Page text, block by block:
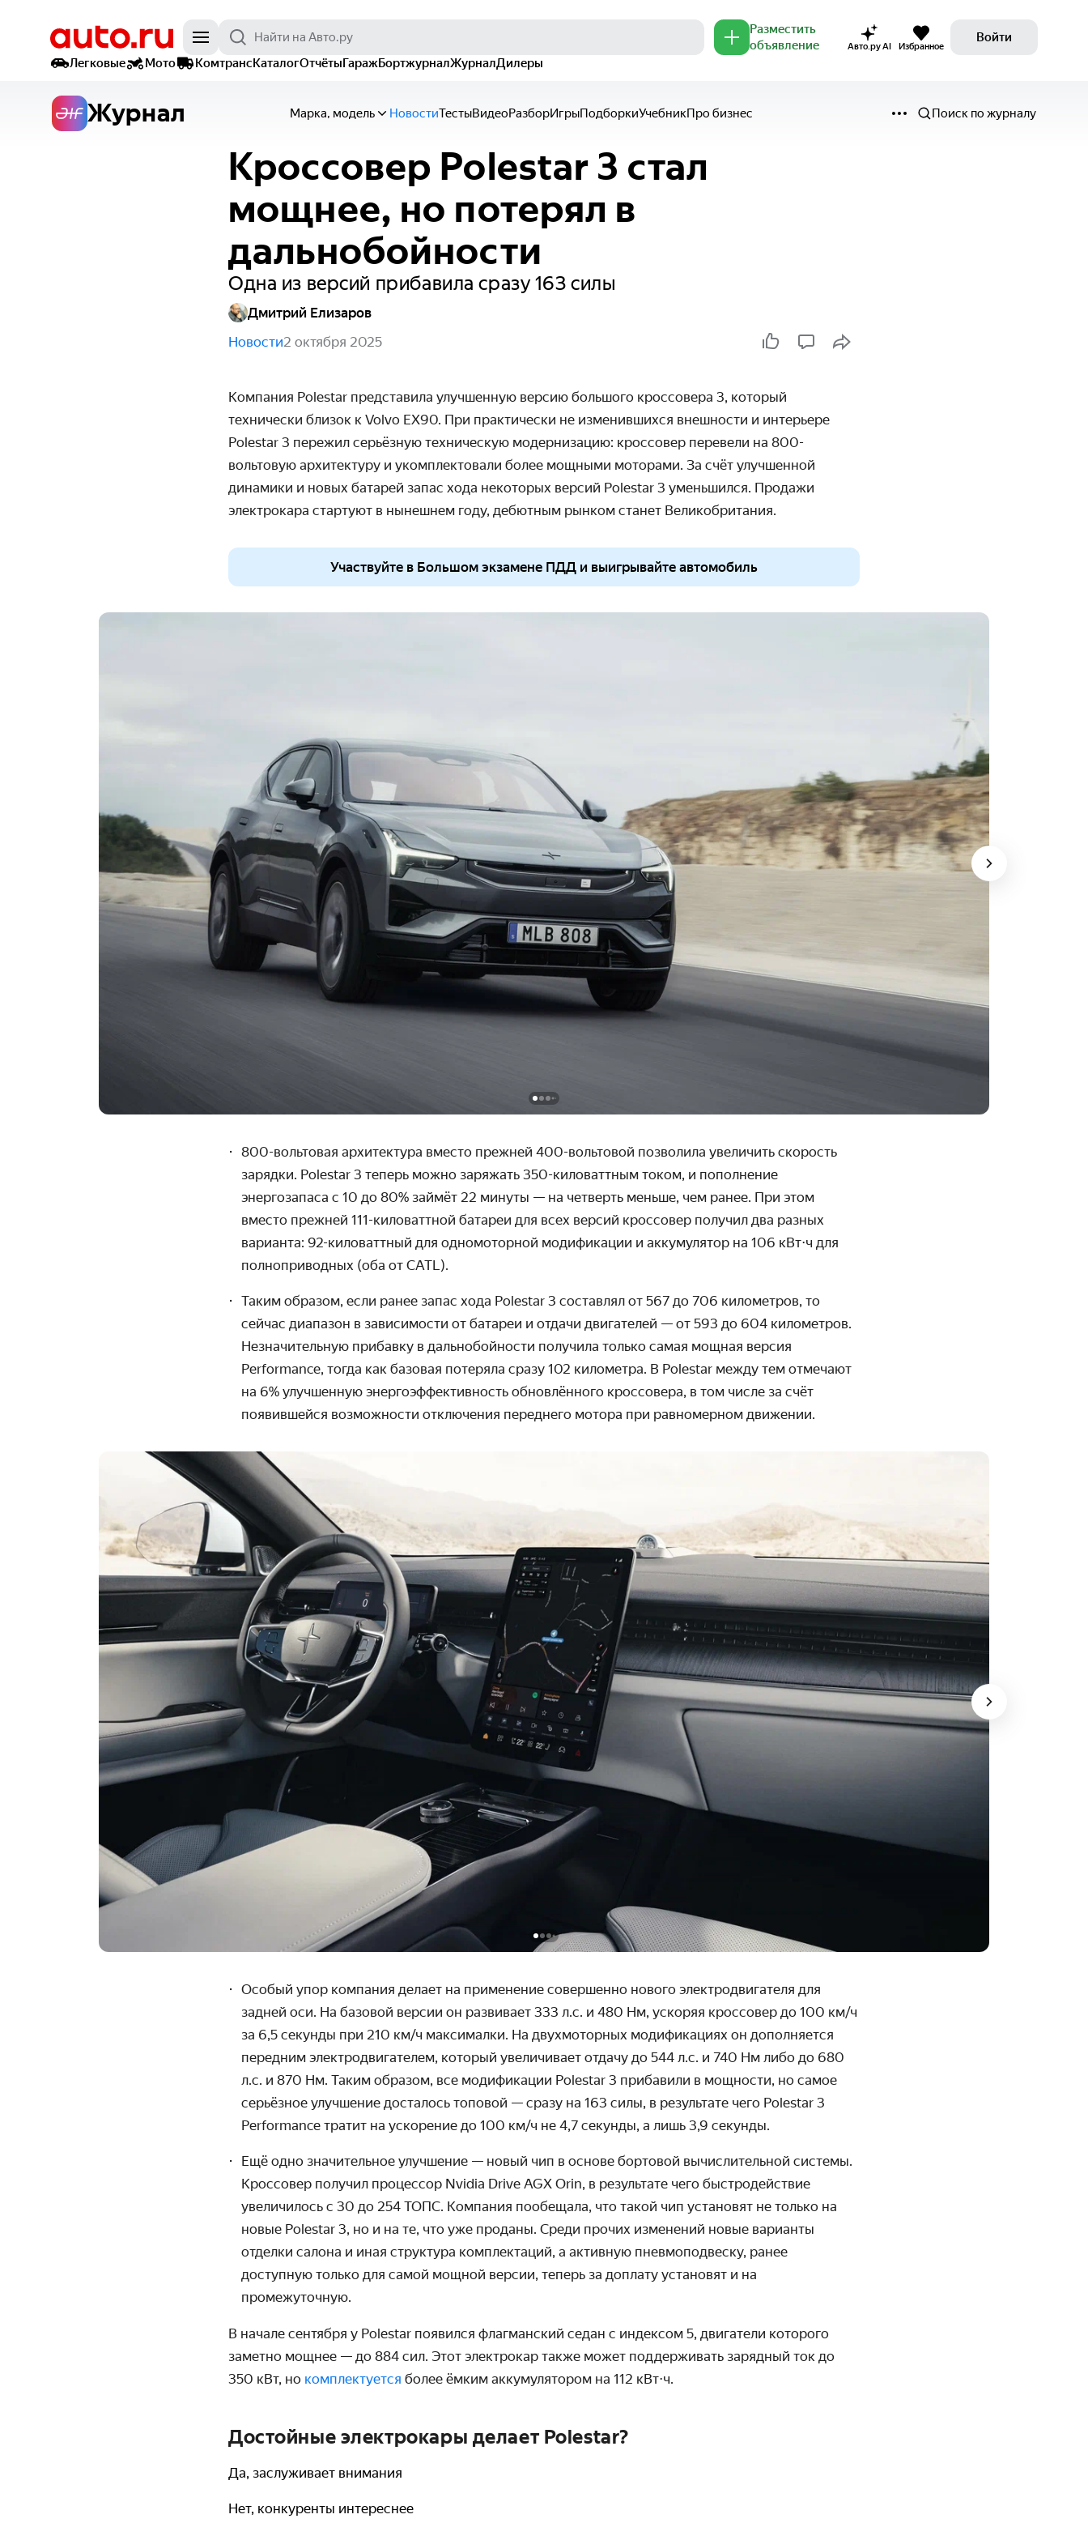
Разместить
объявление
Авто.ру AI Избранное
Войти
Легковые
Мото КомтрансКаталогОтчётыГаражБортжурналЖурналДилеры
Журнал Марка, модель НовостиТестыВидеоРазборИгрыПодборкиУчебникПро бизнес Поиск по журналу
Кроссовер Polestar 3 стал
мощнее, но потерял в
дальнобойности
Одна из версий прибавила сразу 163 силы
Дмитрий Елизаров
Новости2 октября 2025
Компания Polestar представила улучшенную версию большого кроссовера 3, который
технически близок к Volvo EX90. При практически не изменившихся внешности и интерьере
Polestar 3 пережил серьёзную техническую модернизацию: кроссовер перевели на 800-
вольтовую архитектуру и укомплектовали более мощными моторами. За счёт улучшенной
динамики и новых батарей запас хода некоторых версий Polestar 3 уменьшился. Продажи
электрокара стартуют в нынешнем году, дебютным рынком станет Великобритания.
Участвуйте в Большом экзамене ПДД и выигрывайте автомобиль
800-вольтовая архитектура вместо прежней 400-вольтовой позволила увеличить скорость
зарядки. Polestar 3 теперь можно заряжать 350-киловаттным током, и пополнение
энергозапаса с 10 до 80% займёт 22 минуты — на четверть меньше, чем ранее. При этом
вместо прежней 111-киловаттной батареи для всех версий кроссовер получил два разных
варианта: 92-киловаттный для одномоторной модификации и аккумулятор на 106 кВт⋅ч для
полноприводных (оба от CATL).
Таким образом, если ранее запас хода Polestar 3 составлял от 567 до 706 километров, то
сейчас диапазон в зависимости от батареи и отдачи двигателей — от 593 до 604 километров.
Незначительную прибавку в дальнобойности получила только самая мощная версия
Performance, тогда как базовая потеряла сразу 102 километра. В Polestar между тем отмечают
на 6% улучшенную энергоэффективность обновлённого кроссовера, в том числе за счёт
появившейся возможности отключения переднего мотора при равномерном движении.
Особый упор компания делает на применение совершенно нового электродвигателя для
задней оси. На базовой версии он развивает 333 л.с. и 480 Нм, ускоряя кроссовер до 100 км/ч
за 6,5 секунды при 210 км/ч максималки. На двухмоторных модификациях он дополняется
передним электродвигателем, который увеличивает отдачу до 544 л.с. и 740 Нм либо до 680
л.с. и 870 Нм. Таким образом, все модификации Polestar 3 прибавили в мощности, но самое
серьёзное улучшение досталось топовой — сразу на 163 силы, в результате чего Polestar 3
Performance тратит на ускорение до 100 км/ч не 4,7 секунды, а лишь 3,9 секунды.
Ещё одно значительное улучшение — новый чип в основе бортовой вычислительной системы.
Кроссовер получил процессор Nvidia Drive AGX Orin, в результате чего быстродействие
увеличилось с 30 до 254 ТОПС. Компания пообещала, что такой чип установят не только на
новые Polestar 3, но и на те, что уже проданы. Среди прочих изменений новые варианты
отделки салона и иная структура комплектаций, а активную пневмоподвеску, ранее
доступную только для самой мощной версии, теперь за доплату установят и на
промежуточную.
В начале сентября у Polestar появился флагманский седан с индексом 5, двигатели которого
заметно мощнее — до 884 сил. Этот электрокар также может поддерживать зарядный ток до
350 кВт, но комплектуется более ёмким аккумулятором на 112 кВт⋅ч.
Достойные электрокары делает Polestar?
Да, заслуживает внимания
Нет, конкуренты интереснее